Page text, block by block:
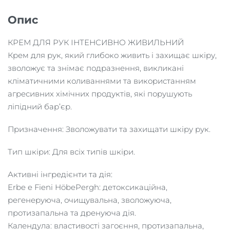
Опис
КРЕМ ДЛЯ РУК ІНТЕНСИВНО ЖИВИЛЬНИЙ
Крем для рук, який глибоко живить і захищає шкіру,
зволожує та знімає подразнення, викликані
кліматичними коливаннями та використанням
агресивних хімічних продуктів, які порушують
ліпідний бар’єр.
Призначення: Зволожувати та захищати шкіру рук.
Тип шкіри: Для всіх типів шкіри.
Активні інгредієнти та дія:
Erbe e Fieni HöbePergh: детоксикаційна,
регенеруюча, очищувальна, зволожуюча,
протизапальна та дренуюча дія.
Календула: властивості загоєння, протизапальна,